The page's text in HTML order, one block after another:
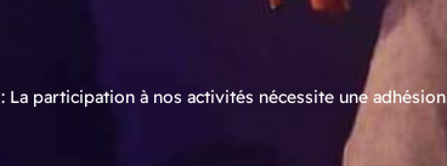
: La participation à nos activités nécessite une